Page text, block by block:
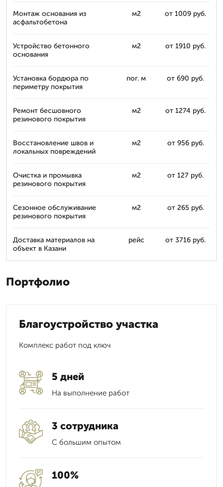
Монтаж основания из
асфальтобетона
м2 от 1009 руб.
Устройство бетонного
основания
м2 от 1910 руб.
Установка бордюра по
периметру покрытия
пог. м от 690 руб.
Ремонт бесшовного
резинового покрытия
м2 от 1274 руб.
Восстановление швов и
локальных повреждений
м2 от 956 руб.
Очистка и промывка
резинового покрытия
м2 от 127 руб.
Сезонное обслуживание
резинового покрытия
м2 от 265 руб.
Доставка материалов на
объект в Казани
рейс от 3716 руб.
Портфолио
Благоустройство участка
Комплекс работ под ключ
5 дней
На выполнение работ
3 сотрудника
С большим опытом
100%